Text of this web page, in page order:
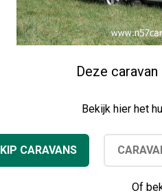
Deze
Bekijk hier het
KIP CARAVANS
Of